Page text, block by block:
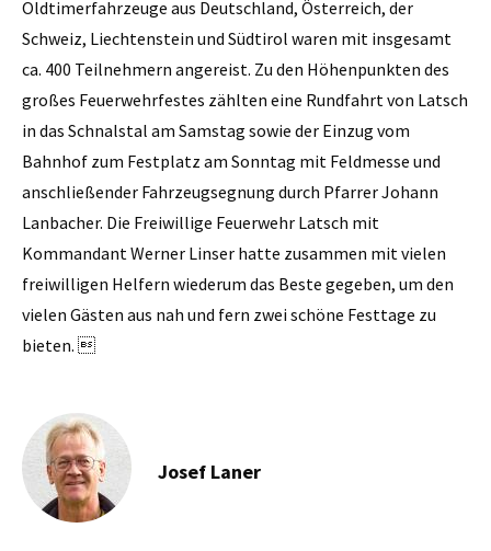
Oldtimerfahrzeuge aus Deutschland, Österreich, der
Schweiz, Liechtenstein und Südtirol waren mit insgesamt
ca. 400 Teilnehmern angereist. Zu den Höhenpunkten des
großes Feuerwehrfestes zählten eine Rundfahrt von Latsch
in das Schnalstal am Samstag sowie der Einzug vom
Bahnhof zum Festplatz am Sonntag mit Feldmesse und
anschließender Fahrzeugsegnung durch Pfarrer Johann
Lanbacher. Die Freiwillige Feuerwehr Latsch mit
Kommandant Werner Linser hatte zusammen mit vielen
freiwilligen Helfern wiederum das Beste gegeben, um den
vielen Gästen aus nah und fern zwei schöne Festtage zu
bieten. 
Josef Laner